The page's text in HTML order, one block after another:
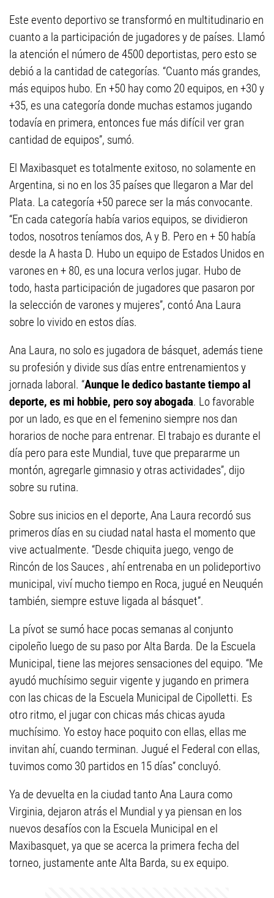
Este evento deportivo se transformó en multitudinario en
cuanto a la participación de jugadores y de países. Llamó
la atención el número de 4500 deportistas, pero esto se
debió a la cantidad de categorías. “Cuanto más grandes,
más equipos hubo. En +50 hay como 20 equipos, en +30 y
+35, es una categoría donde muchas estamos jugando
todavía en primera, entonces fue más difícil ver gran
cantidad de equipos”, sumó.
El Maxibasquet es totalmente exitoso, no solamente en
Argentina, si no en los 35 países que llegaron a Mar del
Plata. La categoría +50 parece ser la más convocante.
“En cada categoría había varios equipos, se dividieron
todos, nosotros teníamos dos, A y B. Pero en + 50 había
desde la A hasta D. Hubo un equipo de Estados Unidos en
varones en + 80, es una locura verlos jugar. Hubo de
todo, hasta participación de jugadores que pasaron por
la selección de varones y mujeres”, contó Ana Laura
sobre lo vivido en estos días.
Ana Laura, no solo es jugadora de básquet, además tiene
su profesión y divide sus días entre entrenamientos y
jornada laboral. “Aunque le dedico bastante tiempo al
deporte, es mi hobbie, pero soy abogada. Lo favorable
por un lado, es que en el femenino siempre nos dan
horarios de noche para entrenar. El trabajo es durante el
día pero para este Mundial, tuve que prepararme un
montón, agregarle gimnasio y otras actividades”, dijo
sobre su rutina.
Sobre sus inicios en el deporte, Ana Laura recordó sus
primeros días en su ciudad natal hasta el momento que
vive actualmente. “Desde chiquita juego, vengo de
Rincón de los Sauces , ahí entrenaba en un polideportivo
municipal, viví mucho tiempo en Roca, jugué en Neuquén
también, siempre estuve ligada al básquet”.
La pívot se sumó hace pocas semanas al conjunto
cipoleño luego de su paso por Alta Barda. De la Escuela
Municipal, tiene las mejores sensaciones del equipo. “Me
ayudó muchísimo seguir vigente y jugando en primera
con las chicas de la Escuela Municipal de Cipolletti. Es
otro ritmo, el jugar con chicas más chicas ayuda
muchísimo. Yo estoy hace poquito con ellas, ellas me
invitan ahí, cuando terminan. Jugué el Federal con ellas,
tuvimos como 30 partidos en 15 días” concluyó.
Ya de devuelta en la ciudad tanto Ana Laura como
Virginia, dejaron atrás el Mundial y ya piensan en los
nuevos desafíos con la Escuela Municipal en el
Maxibasquet, ya que se acerca la primera fecha del
torneo, justamente ante Alta Barda, su ex equipo.